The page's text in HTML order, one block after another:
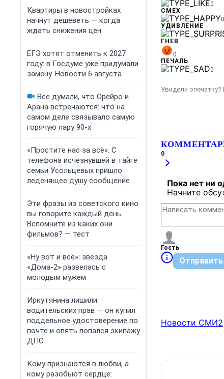
Квартиры в новостройках
начнут дешеветь — когда
ждать снижения цен
ЕГЭ хотят отменить к 2027
году: в Госдуме уже придумали
замену. Новости 6 августа
Все думали, что Орейро и
Арана встречаются: что на
самом деле связывало самую
горячую пару 90-х
«Простите нас за всё». С
телефона исчезнувшей в тайге
семьи Усольцевых пришло
леденящее душу сообщение
Эти фразы из советского кино
вы говорите каждый день.
Вспомните из каких они
фильмов? — тест
«Ну вот и всё»: звезда
«Дома-2» развелась с
молодым мужем
Иркутянина лишили
водительских прав — он купил
поддельное удостоверение по
почте и опять попался экипажу
ДПС
Кому признаются в любви, а
кому разобьют сердце:
0
СМЕХ
0
УДИВЛЕНИЕ
ГНЕВ
0
ПЕЧАЛЬ
0
Увидели
0
Пока нет ни
Начните
Гость
Отправить
Новости СМИ2